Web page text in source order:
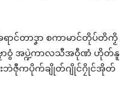
ာင်တာဒၞာ စကာမာင်တိုပ်တိကၟိ
ဍုင်ဗၟာဝွံ အပ္ဍဲကာလသီအဝဵုဏံ ဟိုတ်နူ
းဘဲဇီုကပိုက်ချိုတ်ဂျိုင်ဂၠိုင်အိုတ်